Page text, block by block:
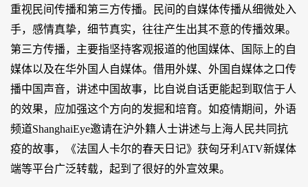
重视民间传播和第三方传播。民间的自媒体传播从细微处入
手，感情真挚，细节真实，往往产生出其不意的传播效果。
第三方传播，主要指坚持客观报道的他国媒体、国际上的自
媒体以及在华外国人自媒体。借用外媒、外国自媒体之口传
播中国声音，讲述中国故事，比自说自话更能起到取信于人
的效果，应加强这个方向的发掘和培育。如疫情期间，外语
频道ShanghaiEye邀请在沪外籍人士讲述与上海人民共同抗
疫的故事，《法国人卡尔的春天日记》获匈牙利ATV新媒体
端等平台广泛转载，起到了很好的外宣效果。